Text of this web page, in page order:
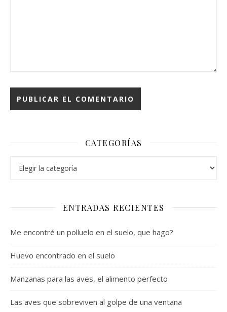
CATEGORÍAS
ENTRADAS RECIENTES
Me encontré un polluelo en el suelo, que hago?
Huevo encontrado en el suelo
Manzanas para las aves, el alimento perfecto
Las aves que sobreviven al golpe de una ventana